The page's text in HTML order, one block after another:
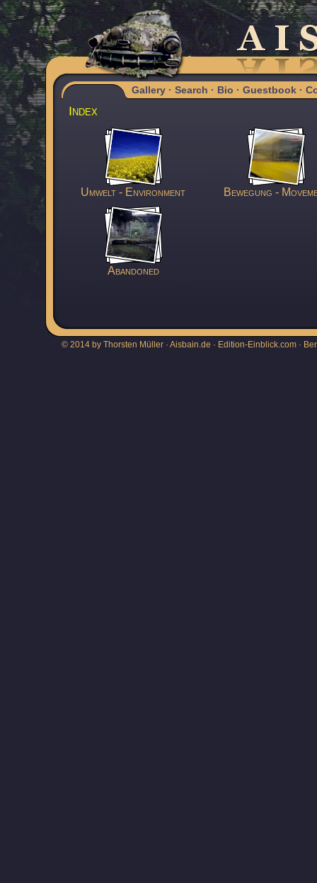
Gallery · Search · Bio · Guestbook ·
Index
Umwelt - Environment Bewegung -
Abandoned
© 2014 by Thorsten Müller · Aisbain.de · Edition-Einblick.com ·